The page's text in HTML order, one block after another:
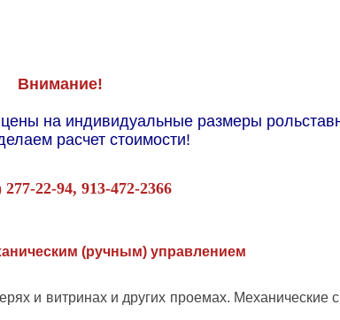
Внимание!
на индивидуальные размеры
расчет стоимости!
277-22-94, 913-472-2366
(ручным) управлением
и витринах и других проемах.